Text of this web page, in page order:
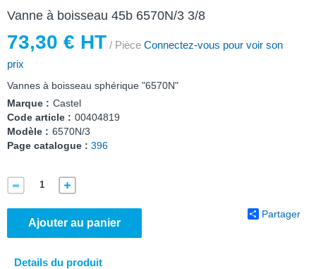
Vanne à boisseau 45b 6570N/3 3/8
73,30 € HT / Pièce Connectez-vous pour voir son
prix
Vannes à boisseau sphérique "6570N"
Marque : Castel
Code article : 00404819
Modèle : 6570N/3
Page catalogue : 396
Ajouter au panier
Partager
Details du produit